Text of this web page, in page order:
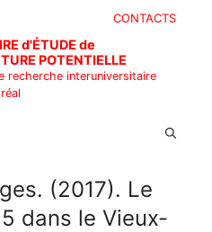
CONTACTS
d'ÉTUDE de
POTENTIELLE
recherche interuniversitaire
(2017). Le
dans le Vieux-